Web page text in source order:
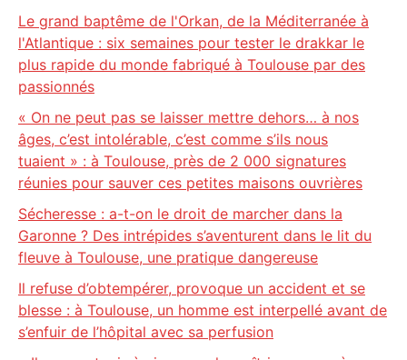
Le grand baptême de l'Orkan, de la Méditerranée à
l'Atlantique : six semaines pour tester le drakkar le
plus rapide du monde fabriqué à Toulouse par des
passionnés
« On ne peut pas se laisser mettre dehors… à nos
âges, c’est intolérable, c’est comme s’ils nous
tuaient » : à Toulouse, près de 2 000 signatures
réunies pour sauver ces petites maisons ouvrières
Sécheresse : a-t-on le droit de marcher dans la
Garonne ? Des intrépides s’aventurent dans le lit du
fleuve à Toulouse, une pratique dangereuse
Il refuse d’obtempérer, provoque un accident et se
blesse : à Toulouse, un homme est interpellé avant de
s’enfuir de l’hôpital avec sa perfusion